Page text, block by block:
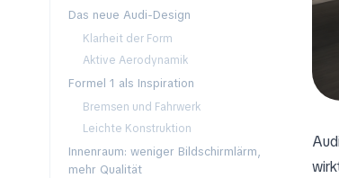
Das neue Audi-Design
Klarheit der Form
Aktive Aerodynamik
Formel 1 als Inspiration
Bremsen und Fahrwerk
Leichte Konstruktion
Innenraum: weniger Bildschirmlärm,
mehr Qualität